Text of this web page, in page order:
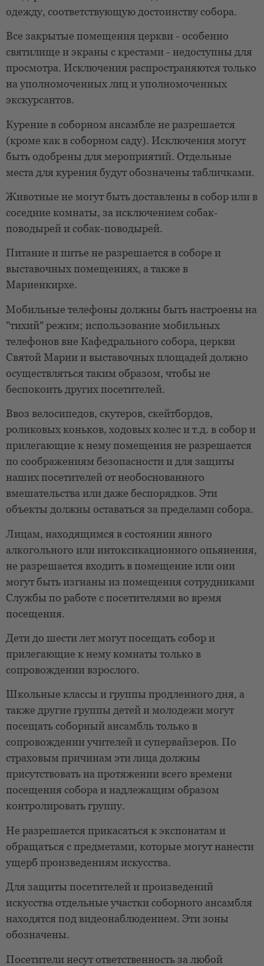
одежду, соответствующую достоинству собора.
Все закрытые помещения церкви - особенно
святилище и экраны с крестами - недоступны для
просмотра. Исключения распространяются только
на уполномоченных лиц и уполномоченных
экскурсантов.
Курение в соборном ансамбле не разрешается
(кроме как в соборном саду). Исключения могут
быть одобрены для мероприятий. Отдельные
места для курения будут обозначены табличками.
Животные не могут быть доставлены в собор или в
соседние комнаты, за исключением собак-
поводырей и собак-поводырей.
Питание и питье не разрешается в соборе и
выставочных помещениях, а также в
Мариенкирхе.
Мобильные телефоны должны быть настроены на
"тихий" режим; использование мобильных
телефонов вне Кафедрального собора, церкви
Святой Марии и выставочных площадей должно
осуществляться таким образом, чтобы не
беспокоить других посетителей.
Ввоз велосипедов, скутеров, скейтбордов,
роликовых коньков, ходовых колес и т.д. в собор и
прилегающие к нему помещения не разрешается
по соображениям безопасности и для защиты
наших посетителей от необоснованного
вмешательства или даже беспорядков. Эти
объекты должны оставаться за пределами собора.
Лицам, находящимся в состоянии явного
алкогольного или интоксикационного опьянения,
не разрешается входить в помещение или они
могут быть изгнаны из помещения сотрудниками
Службы по работе с посетителями во время
посещения.
Дети до шести лет могут посещать собор и
прилегающие к нему комнаты только в
сопровождении взрослого.
Школьные классы и группы продленного дня, а
также другие группы детей и молодежи могут
посещать соборный ансамбль только в
сопровождении учителей и супервайзеров. По
страховым причинам эти лица должны
присутствовать на протяжении всего времени
посещения собора и надлежащим образом
контролировать группу.
Не разрешается прикасаться к экспонатам и
обращаться с предметами, которые могут нанести
ущерб произведениям искусства.
Для защиты посетителей и произведений
искусства отдельные участки соборного ансамбля
находятся под видеонаблюдением. Эти зоны
обозначены.
Посетители несут ответственность за любой